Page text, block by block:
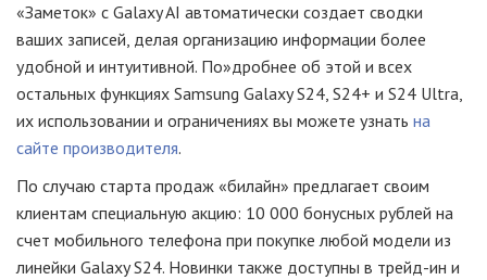
«Заметок» с Galaxy AI автоматически создает сводки
ваших записей, делая организацию информации более
удобной и интуитивной. По»дробнее об этой и всех
остальных функциях Samsung Galaxy S24, S24+ и S24 Ultra,
их использовании и ограничениях вы можете узнать на
сайте производителя.
По случаю старта продаж «билайн» предлагает своим
клиентам специальную акцию: 10 000 бонусных рублей на
счет мобильного телефона при покупке любой модели из
линейки Galaxy S24. Новинки также доступны в трейд-ин и